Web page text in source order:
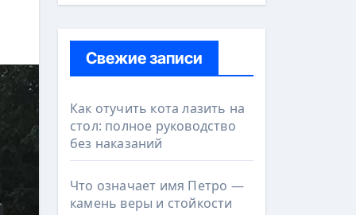
Свежие записи
Как отучить кота лазить на
стол: полное руководство
без наказаний
Что означает имя Петро —
камень веры и стойкости